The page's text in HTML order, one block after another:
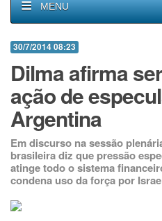
MENU
30/7/2014 08:23
Dilma afirma
ação de
Argentina
Em discurso na sessão
brasileira diz que pressão
atinge todo o sistema
condena uso da força por